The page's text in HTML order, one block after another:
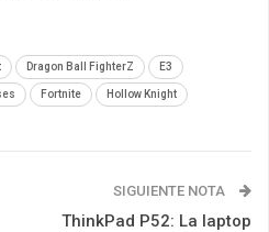
Dragon Ball FighterZ E3
Fortnite Hollow Knight
SIGUIENTE NOTA
ThinkPad P52: La laptop